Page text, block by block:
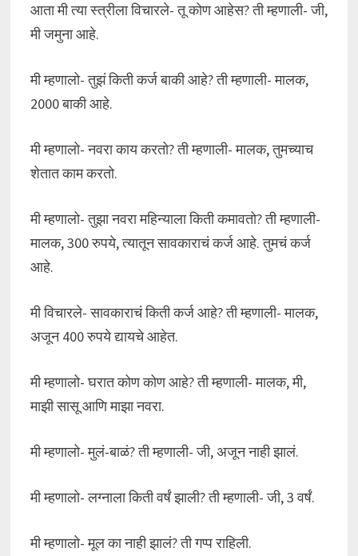
आता मी त्या स्त्रीला विचारले- तू कोण आहेस? ती म्हणाली- जी,
मी जमुना आहे.
मी म्हणालो- तुझं किती कर्ज बाकी आहे? ती म्हणाली- मालक,
2000 बाकी आहे.
मी म्हणालो- नवरा काय करतो? ती म्हणाली- मालक, तुमच्याच
शेतात काम करतो.
मी म्हणालो- तुझा नवरा महिन्याला किती कमावतो? ती म्हणाली-
मालक, 300 रुपये, त्यातून सावकाराचं कर्ज आहे. तुमचं कर्ज
आहे.
मी विचारले- सावकाराचं किती कर्ज आहे? ती म्हणाली- मालक,
अजून 400 रुपये द्यायचे आहेत.
मी म्हणालो- घरात कोण कोण आहे? ती म्हणाली- मालक, मी,
माझी सासू आणि माझा नवरा.
मी म्हणालो- मुलं-बाळं? ती म्हणाली- जी, अजून नाही झालं.
मी म्हणालो- लग्नाला किती वर्षं झाली? ती म्हणाली- जी, 3 वर्षं.
मी म्हणालो- मूल का नाही झालं? ती गप्प राहिली.